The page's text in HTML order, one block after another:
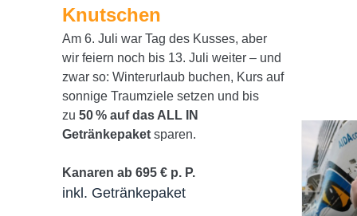
Knutschen
Am 6. Juli war Tag des Kusses, aber
wir feiern noch bis 13. Juli weiter – und
zwar so: Winterurlaub buchen, Kurs auf
sonnige Traumziele setzen und bis
zu 50 % auf das ALL IN
Getränkepaket sparen.
Kanaren ab 695 € p. P.
inkl. Getränkepaket